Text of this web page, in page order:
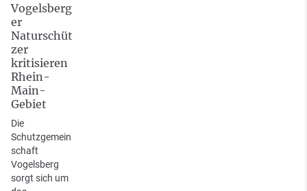
Vogelsberg
er
Naturschüt
zer
kritisieren
Rhein-
Main-
Gebiet
Die
Schutzgemein
schaft
Vogelsberg
sorgt sich um